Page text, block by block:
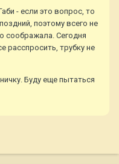
- если это вопрос, то
поэтому всего не
соображала. Сегодня
расспросить, трубку не
Буду еще пытаться